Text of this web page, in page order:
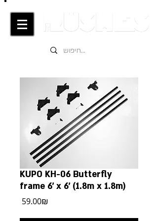
KUPO KH-06 Butterfly
frame 6’ x 6’ (1.8m x 1.8m)
‏59.00 ‏₪